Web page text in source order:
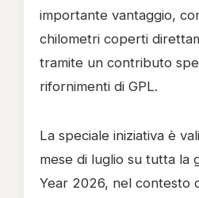
importante vantaggio,
chilometri coperti
tramite un contributo
rifornimenti di GPL.
La speciale iniziativa è
mese di luglio su tutta la
Year 2026, nel contesto